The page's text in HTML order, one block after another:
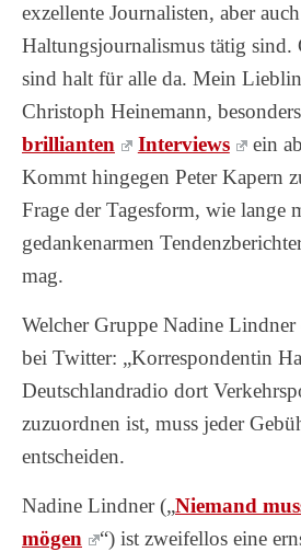
exzellente Journalisten, aber
Haltungsjournalismus tätig sind.
sind halt für alle da. Mein
Christoph Heinemann,
brillianten
Interviews
ein
Kommt hingegen Peter Kapern
Frage der Tagesform, wie lange
gedankenarmen
mag.
Welcher Gruppe Nadine Lindner
bei Twitter: „Korrespondentin
Deutschlandradio dort
zuzuordnen ist, muss jeder
entscheiden.
Nadine Lindner („Niemand
mögen
“) ist zweifellos eine